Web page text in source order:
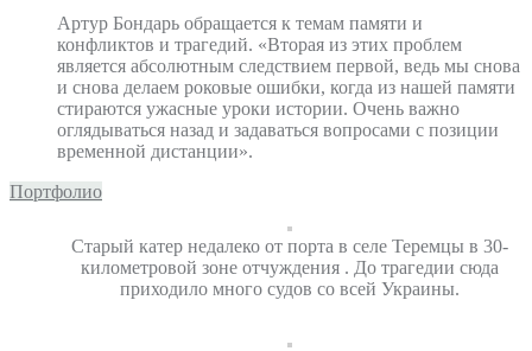
Артур Бондарь обращается к темам памяти и
конфликтов и трагедий. «Вторая из этих проблем
является абсолютным следствием первой, ведь мы снова
и снова делаем роковые ошибки, когда из нашей памяти
стираются ужасные уроки истории. Очень важно
оглядываться назад и задаваться вопросами с позиции
временной дистанции».
Портфолио
Старый катер недалеко от порта в селе Теремцы в 30-
километровой зоне отчуждения . До трагедии сюда
приходило много судов со всей Украины.